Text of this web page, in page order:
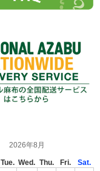
2026年8月
Tue. Wed. Thu. Fri.
Sat.